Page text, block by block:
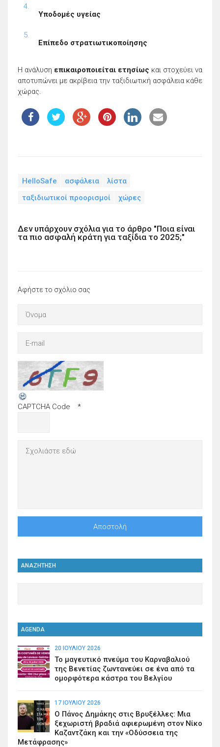
Υποδομές υγείας
Επίπεδο στρατιωτικοποίησης
Η ανάλυση επικαιροποιείται ετησίως και στοχεύει να
αποτυπώνει με ακρίβεια την ταξιδιωτική ασφάλεια κάθε
χώρας.
HelloSafe ασφάλεια
λίστα
ταξιδιωτικοί προορισμοί
χώρες
Δεν υπάρχουν σχόλια για το άρθρο "Ποια είναι
τα πιο ασφαλή κράτη για ταξίδια το 2025;"
Αφήστε το σχόλιο σας
CAPTCHA Code *
ΑΝΑΖΗΤΗΣΗ
AGENDA
20 ΙΟΥΛΊΟΥ 2026
Το μαγευτικό πνεύμα του Καρναβαλιού
της Βενετίας ζωντανεύει σε ένα από τα
ομορφότερα κάστρα του Βελγίου
17 ΙΟΥΛΊΟΥ 2026
Ο Πάνος Δημάκης στις Βρυξέλλες: Μια
ξεχωριστή βραδιά αφιερωμένη στον Νίκο
Καζαντζάκη και την «Οδύσσεια της
Μετάφρασης»